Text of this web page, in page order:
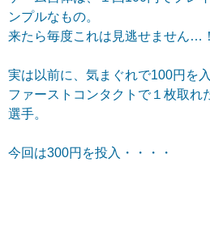
ンプルなもの。
来たら毎度これは見逃せません…！
実は以前に、気まぐれで100円を
ファーストコンタクトで１枚取れ
選手。
今回は300円を投入・・・・